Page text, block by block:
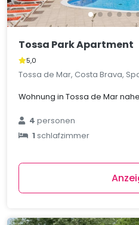
Tossa Park Apartment
5,0
Tossa de Mar, Costa Brava,
Wohnung in Tossa de Mar
4personen
1schlafzimmer